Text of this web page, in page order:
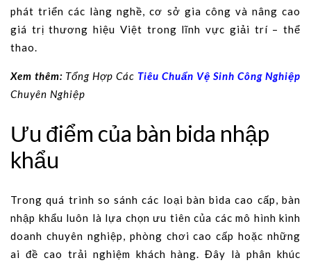
phát triển các làng nghề, cơ sở gia công và nâng cao
giá trị thương hiệu Việt trong lĩnh vực giải trí – thể
thao.
Xem thêm: Tổng Hợp Các Tiêu Chuẩn Vệ Sinh Công Nghiệp
Chuyên Nghiệp
Ưu điểm của bàn bida nhập
khẩu
Trong quá trình so sánh các loại bàn bida cao cấp, bàn
nhập khẩu luôn là lựa chọn ưu tiên của các mô hình kinh
doanh chuyên nghiệp, phòng chơi cao cấp hoặc những
ai đề cao trải nghiệm khách hàng. Đây là phân khúc